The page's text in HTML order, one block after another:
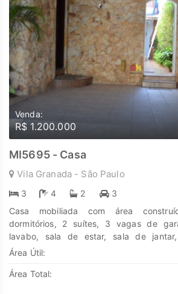
Venda:
R$ 1.200.000
MI5695 - Casa
Vila Granada - São Paulo
3 4 2
3
Casa mobiliada com área
dormitórios, 2 suítes, 3 vagas de
lavabo, sala de estar, sala de jantar,
dormitórios) entrada lateral, edícula,
portão eletronico. Nos fundos tem
Área Útil:
Área Total: